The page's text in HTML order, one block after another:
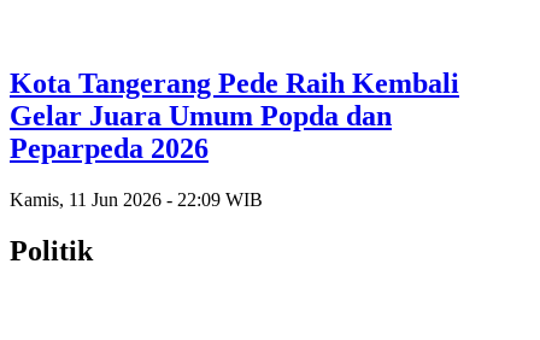
Kota Tangerang Pede Raih Kembali
Gelar Juara Umum Popda dan
Peparpeda 2026
Kamis, 11 Jun 2026 - 22:09 WIB
Politik